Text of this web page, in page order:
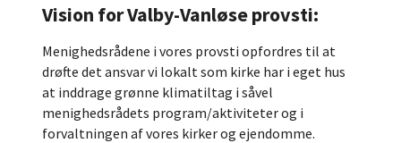
Vision for Valby-Vanløse provsti:
Menighedsrådene i vores provsti opfordres til at
drøfte det ansvar vi lokalt som kirke har i eget hus
at inddrage grønne klimatiltag i såvel
menighedsrådets program/aktiviteter og i
forvaltningen af vores kirker og ejendomme.